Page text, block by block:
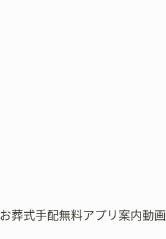
お葬式手配無料アプリ案内動画